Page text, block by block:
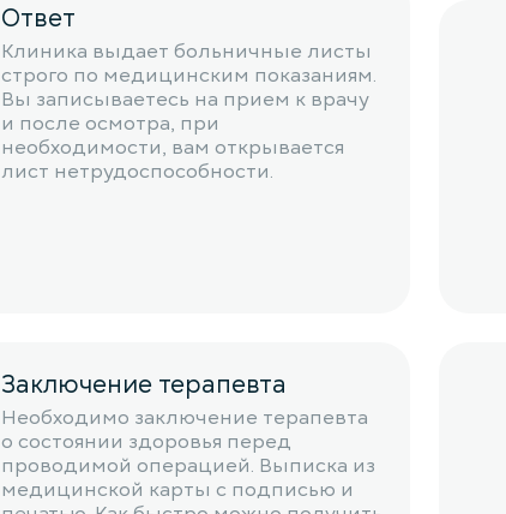
Ответ
Клиника выдает больничные листы
строго по медицинским показаниям.
Вы записываетесь на прием к врачу
и после осмотра, при
необходимости, вам открывается
лист нетрудоспособности.
Заключение терапевта
Необходимо заключение терапевта
о состоянии здоровья перед
проводимой операцией. Выписка из
медицинской карты с подписью и